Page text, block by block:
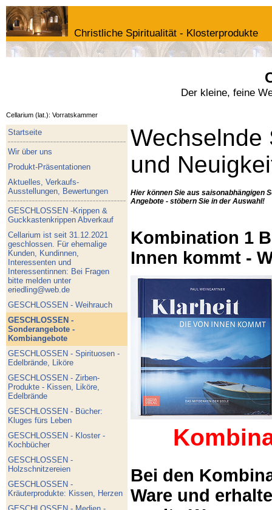
Christliche Spiritualität - Klosterprodukte
Der kleine, feine
Cellarium (lat.): Vorratskammer
Startseite
Wir über uns
Produkt-Präsentationen
Aktuelles, Verkaufs-
Ausstellungen, Bewertungen
GESCHLOSSEN -Krippen &
Guckkastenkrippen Abverkauf
Cellarium ist seit 31.12.2021
geschlossen. Für ehemalige
Kunden, Kundinnen,
Interessenten und
Interessentinnen: Bei Fragen
bitte melden unter
eriedling@web.de
GESCHLOSSEN - Weihrauch
GESCHLOSSEN -
Sonderangebote -
Kombiangebote
GESCHLOSSEN - Spirituosen -
Edelbrände, Liköre
GESCHLOSSEN - Zirben-
Produkte - Kissen, Liköre,
Edelbrände
GESCHLOSSEN - Bücher:
Kluges fürs Leben
GESCHLOSSEN - Kloster -
Kochbücher
GESCHLOSSEN -
Holzschnitzereien
GESCHLOSSEN -
Kräuterprodukte: Kissen, Herzen
Wechselnde
und
Hier können Sie aus saisonabhängigen
Angebote - stöbern Sie in der Auswahl!
Kombination 1
Innen kommt -
Bei den
Ware und